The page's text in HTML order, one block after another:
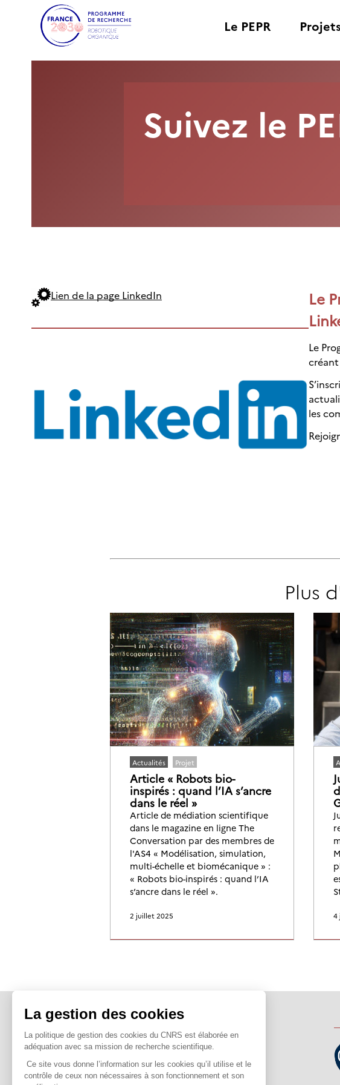
Le PEPR
Suivez le
Lien de la page LinkedIn
Le
Le
créant
les
Plus
Actualités Projet
Article « Robots bio-
inspirés : quand l’IA s’ancre
dans le réel »
Article de médiation scientifique
dans le magazine en ligne The
Conversation par des membres de
l'AS4 « Modélisation, simulation,
multi-échelle et biomécanique » :
« Robots bio-inspirés : quand l’IA
s’ancre dans le réel ».
2 juillet 2025 4